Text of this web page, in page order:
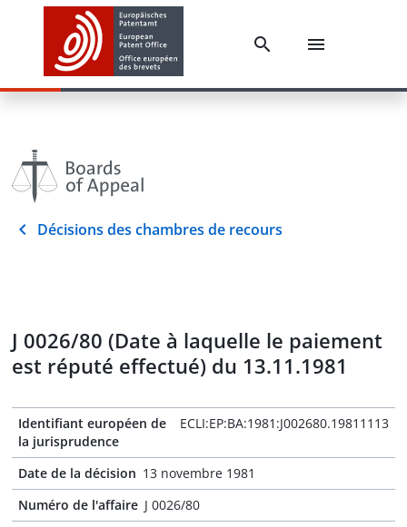
Décisions des chambres de recours
J 0026/80 (Date à laquelle le paiement
est réputé effectué) du 13.11.1981
Identifiant européen de
la jurisprudence
ECLI:EP:BA:1981:J002680.19811113
Date de la décision 13 novembre 1981
Numéro de l'affaire J 0026/80